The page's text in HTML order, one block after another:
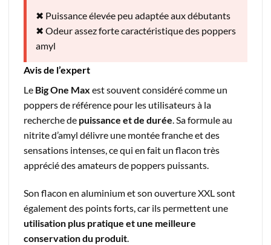
✖ Puissance élevée peu adaptée aux débutants
✖ Odeur assez forte caractéristique des poppers
amyl
Avis de l’expert
Le Big One Max est souvent considéré comme un
poppers de référence pour les utilisateurs à la
recherche de puissance et de durée. Sa formule au
nitrite d’amyl délivre une montée franche et des
sensations intenses, ce qui en fait un flacon très
apprécié des amateurs de poppers puissants.
Son flacon en aluminium et son ouverture XXL sont
également des points forts, car ils permettent une
utilisation plus pratique et une meilleure
conservation du produit.